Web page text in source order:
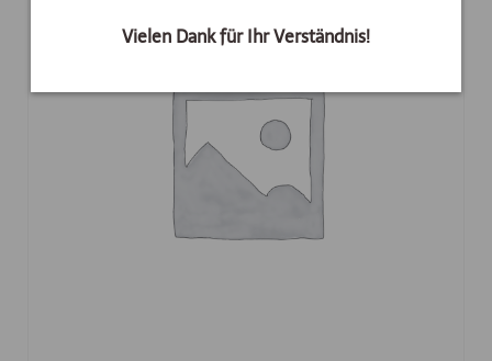
Vielen Dank für Ihr Verständnis!